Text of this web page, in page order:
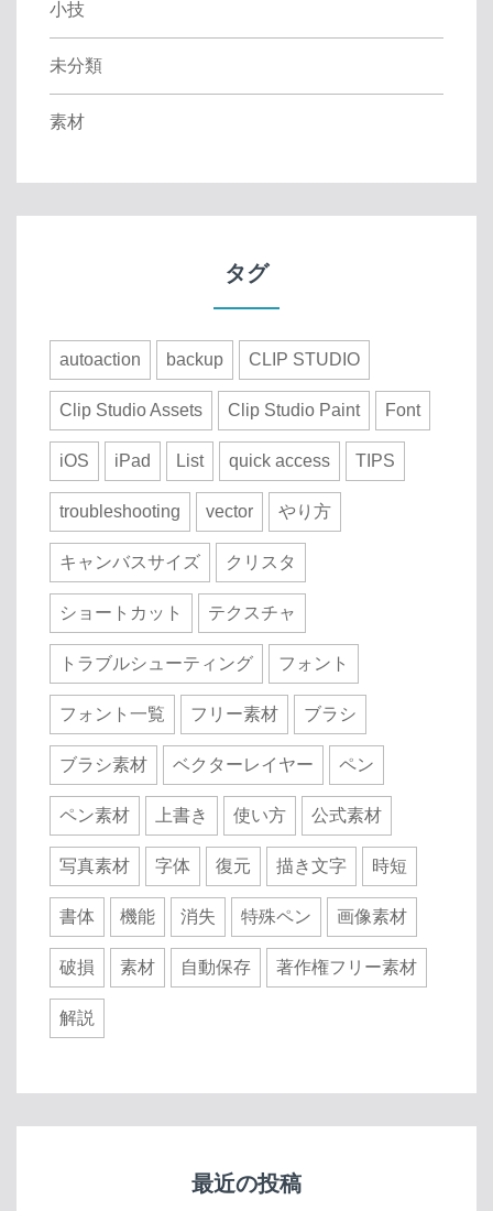
小技
未分類
素材
タグ
autoaction backup CLIP STUDIO
Clip Studio Assets Clip Studio Paint Font
iOS iPad List quick access TIPS
troubleshooting vector やり方
キャンバスサイズ クリスタ
ショートカット テクスチャ
トラブルシューティング フォント
フォント一覧 フリー素材 ブラシ
ブラシ素材 ベクターレイヤー ペン
ペン素材 上書き 使い方 公式素材
写真素材 字体 復元 描き文字 時短
書体 機能 消失 特殊ペン 画像素材
破損 素材 自動保存 著作権フリー素材
解説
最近の投稿